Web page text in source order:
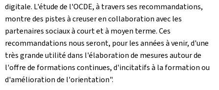
digitale. L'étude de l'OCDE, à travers ses recommandations,
montre des pistes à creuser en collaboration avec les
partenaires sociaux à court et à moyen terme. Ces
recommandations nous seront, pour les années à venir, d'une
très grande utilité dans l'élaboration de mesures autour de
l'offre de formations continues, d'incitatifs à la formation ou
d'amélioration de l'orientation".